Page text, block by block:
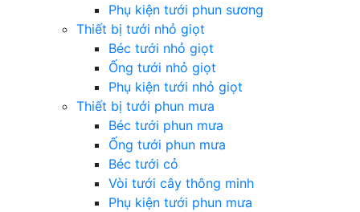
Phụ kiện tưới phun sương
Thiết bị tưới nhỏ giọt
Béc tưới nhỏ giọt
Ống tưới nhỏ giọt
Phụ kiện tưới nhỏ giọt
Thiết bị tưới phun mưa
Béc tưới phun mưa
Ống tưới phun mưa
Béc tưới cỏ
Vòi tưới cây thông minh
Phụ kiện tưới phun mưa